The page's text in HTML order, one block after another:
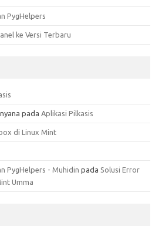
PygHelpers
ke Versi Terbaru
pada Aplikasi Pilkasis
di Linux Mint
PygHelpers - Muhidin pada Solusi Error
Umma